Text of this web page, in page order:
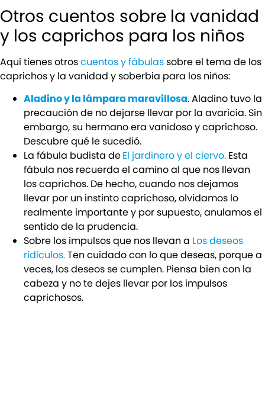
Otros cuentos sobre la vanidad
y los caprichos para los niños
Aquí tienes otroscuentos y fábulassobre el tema de los
caprichos y la vanidad y soberbia para los niños:
Aladino y la lámpara maravillosa. Aladino tuvo la
precaución de no dejarse llevar por la avaricia. Sin
embargo, su hermano era vanidoso y caprichoso.
Descubre qué le sucedió.
La fábula budista deEl jardinero y el ciervo. Esta
fábula nos recuerda el camino al que nos llevan
los caprichos. De hecho, cuando nos dejamos
llevar por un instinto caprichoso, olvidamos lo
realmente importante y por supuesto, anulamos el
sentido de la prudencia.
Sobre los impulsos que nos llevan a Los deseos
ridículos.Ten cuidado con lo que deseas, porque a
veces, los deseos se cumplen. Piensa bien con la
cabeza y no te dejes llevar por los impulsos
caprichosos.